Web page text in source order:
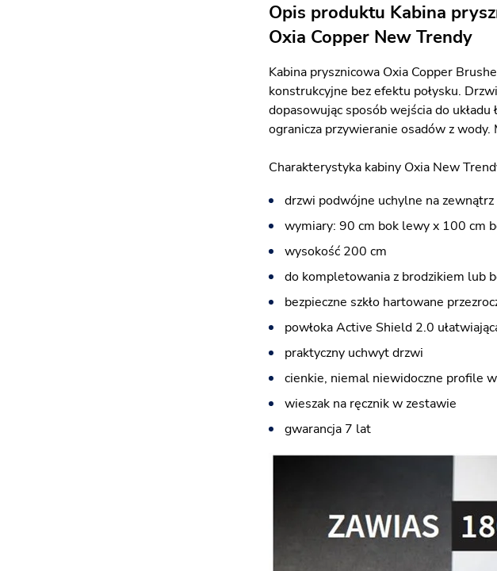
Opis produktu Kabina
Oxia Copper New Trendy
Kabina prysznicowa Oxia Copper
konstrukcyjne bez efektu połysku.
dopasowując sposób wejścia do
ogranicza przywieranie osadów z
Charakterystyka kabiny Oxia New
drzwi podwójne uchylne na
wymiary: 90 cm bok lewy x 100 cm
wysokość 200 cm
do kompletowania z brodzikiem lub
bezpieczne szkło hartowane
powłoka Active Shield 2.0
praktyczny uchwyt drzwi
cienkie, niemal niewidoczne profile
wieszak na ręcznik w zestawie
gwarancja 7 lat